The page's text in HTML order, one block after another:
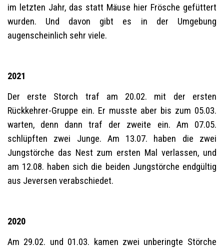
im letzten Jahr, das statt Mäuse hier Frösche gefüttert
wurden. Und davon gibt es in der Umgebung
augenscheinlich sehr viele.
2021
Der erste Storch traf am 20.02. mit der ersten
Rückkehrer-Gruppe ein. Er musste aber bis zum 05.03.
warten, denn dann traf der zweite ein. Am 07.05.
schlüpften zwei Junge. Am 13.07. haben die zwei
Jungstörche das Nest zum ersten Mal verlassen, und
am 12.08. haben sich die beiden Jungstörche endgültig
aus Jeversen verabschiedet.
2020
Am 29.02. und 01.03. kamen zwei unberingte Störche